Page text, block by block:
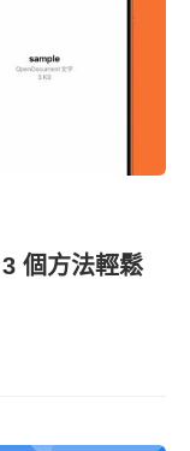
個方法輕鬆